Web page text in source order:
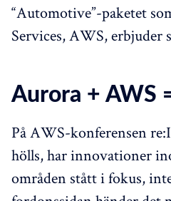
“Automotive”-paketet
Services, AWS, erbjuder
Aurora + AWS
På AWS-konferensen
hölls, har innovationer
områden stått i fokus,